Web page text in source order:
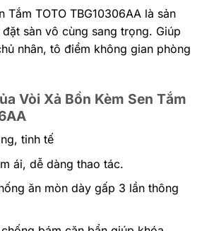
Tắm TOTO TBG10306AA là sản
sàn vô cùng sang trọng. Giúp
nhân, tô điểm không gian phòng
Vòi Xả Bồn Kèm Sen Tắm
tinh tế
ái, dễ dàng thao tác.
ăn mòn dày gấp 3 lần thông